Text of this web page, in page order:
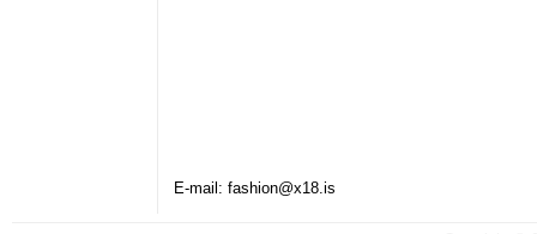
E-mail: fashion@x18.is